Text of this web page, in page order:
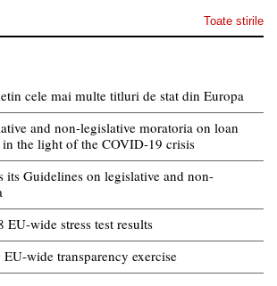
Toate stirile
cele mai multe titluri de stat din Europa
and non-legislative moratoria on loan
the light of the COVID-19 crisis
its Guidelines on legislative and non-
wide stress test results
wide transparency exercise